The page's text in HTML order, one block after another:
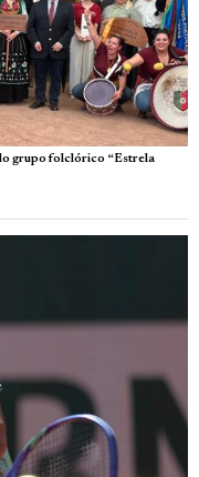
grupo folclórico “Estrela